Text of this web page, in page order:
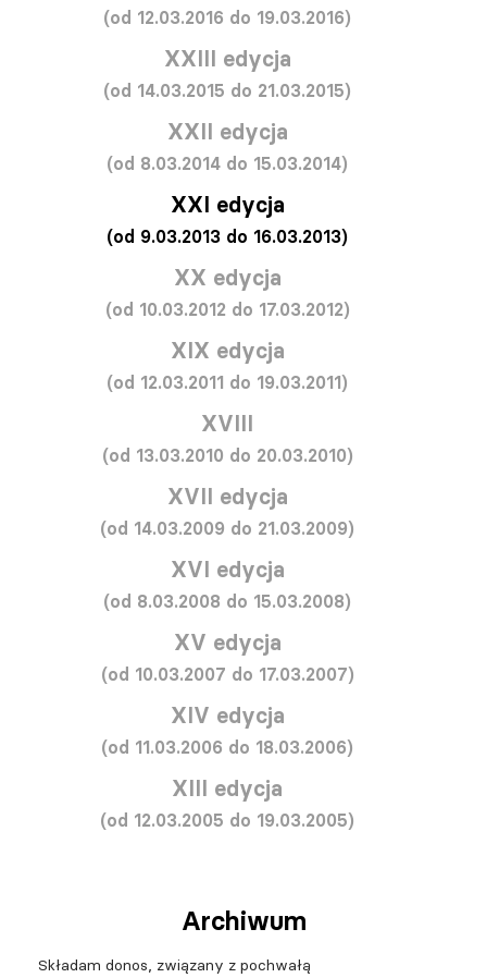
(od 12.03.2016 do 19.03.2016)
XXIII edycja
(od 14.03.2015 do 21.03.2015)
XXII edycja
(od 8.03.2014 do 15.03.2014)
XXI edycja
(od 9.03.2013 do 16.03.2013)
XX edycja
(od 10.03.2012 do 17.03.2012)
XIX edycja
(od 12.03.2011 do 19.03.2011)
XVIII
(od 13.03.2010 do 20.03.2010)
XVII edycja
(od 14.03.2009 do 21.03.2009)
XVI edycja
(od 8.03.2008 do 15.03.2008)
XV edycja
(od 10.03.2007 do 17.03.2007)
XIV edycja
(od 11.03.2006 do 18.03.2006)
XIII edycja
(od 12.03.2005 do 19.03.2005)
Archiwum
Składam donos, związany z pochwałą